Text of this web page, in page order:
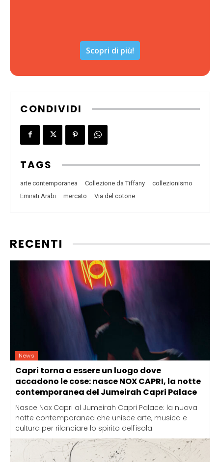
Scopri di più!
CONDIVIDI
TAGS
arte contemporanea Collezione da Tiffany
collezionismo
Emirati Arabi
mercato Via del cotone
RECENTI
News
Capri torna a essere un luogo dove
accadono le cose: nasce NOX CAPRI, la notte
contemporanea del Jumeirah Capri Palace
Nasce Nox Capri al Jumeirah Capri Palace: la nuova
notte contemporanea che unisce arte, musica e
cultura per rilanciare lo spirito dell'isola.